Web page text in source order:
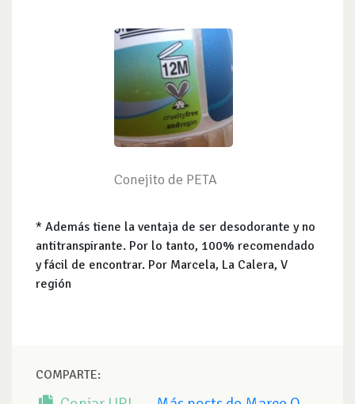
Conejito de PETA
* Además tiene la ventaja de ser desodorante y no
antitranspirante. Por lo tanto, 100% recomendado
y fácil de encontrar. Por Marcela, La Calera, V
región
COMPARTE: